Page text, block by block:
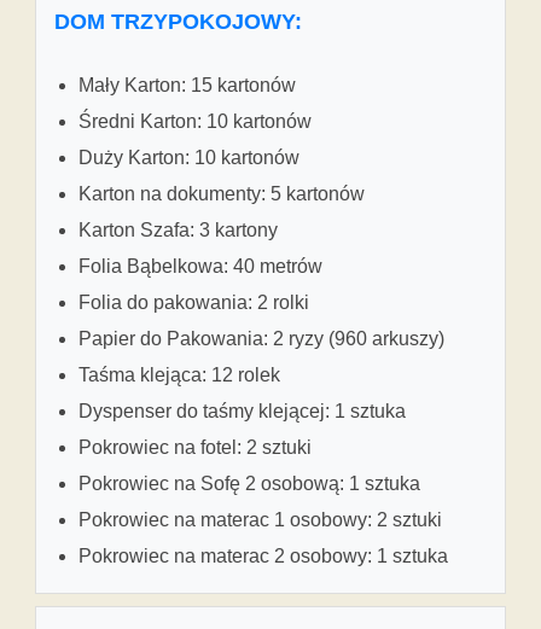
DOM TRZYPOKOJOWY:
Mały Karton: 15 kartonów
Średni Karton: 10 kartonów
Duży Karton: 10 kartonów
Karton na dokumenty: 5 kartonów
Karton Szafa: 3 kartony
Folia Bąbelkowa: 40 metrów
Folia do pakowania: 2 rolki
Papier do Pakowania: 2 ryzy (960 arkuszy)
Taśma klejąca: 12 rolek
Dyspenser do taśmy klejącej: 1 sztuka
Pokrowiec na fotel: 2 sztuki
Pokrowiec na Sofę 2 osobową: 1 sztuka
Pokrowiec na materac 1 osobowy: 2 sztuki
Pokrowiec na materac 2 osobowy: 1 sztuka